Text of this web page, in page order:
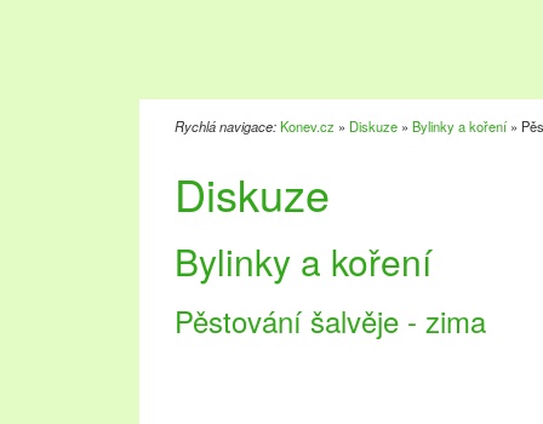
Rychlá navigace:Konev.cz » Diskuze » Bylinky a koření »
Diskuze
Bylinky a koření
Pěstování šalvěje - zima